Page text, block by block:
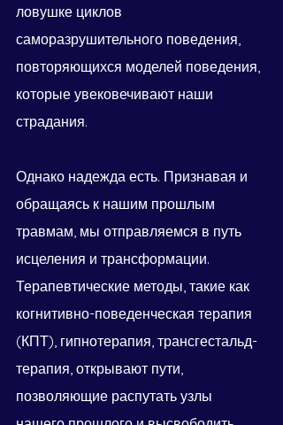
ловушке циклов
саморазрушительного поведения,
повторяющихся моделей поведения,
которые увековечивают наши
страдания.
Однако надежда есть. Признавая и
обращаясь к нашим прошлым
травмам, мы отправляемся в путь
исцеления и трансформации.
Терапевтические методы, такие как
когнитивно-поведенческая терапия
(КПТ), гипнотерапия, трансгестальд-
терапия, открывают пути,
позволяющие распутать узлы